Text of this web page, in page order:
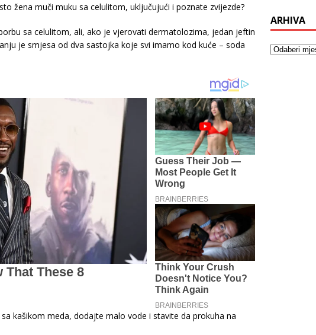
žena muči muku sa celulitom, uključujući i poznate zvijezde?
sa celulitom, ali, ako je vjerovati dermatolozima, jedan jeftin
je smjesa od dva sastojka koje svi imamo kod kuće – soda
kašikom meda, dodajte malo vode i stavite da prokuha na
ARHIVA